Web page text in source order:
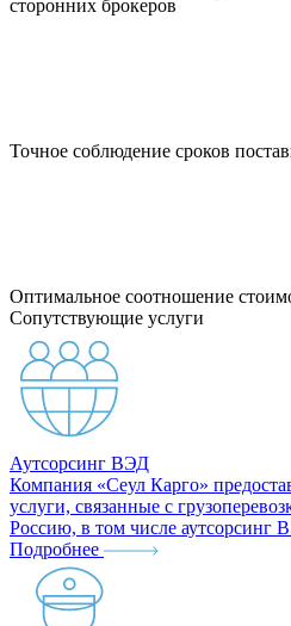
сторонних брокеров
Точное соблюдение сроков
Оптимальное соотношение
Сопутствующие услуги
Аутсорсинг ВЭД
Компания «Сеул Карго»
услуги, связанные с
Россию, в том числе аутсорсинг
Подробнее